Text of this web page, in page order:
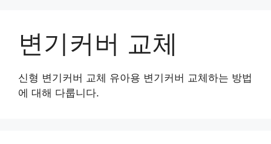
변기커버 교체
신형 변기커버 교체 유아용 변기커버 교체하는 방법
에 대해 다룹니다.